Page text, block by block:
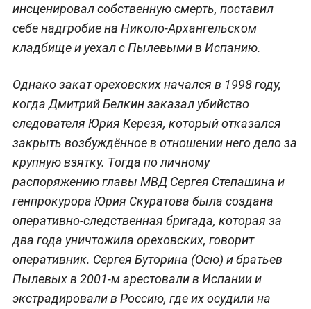
инсценировал собственную смерть, поставил
себе надгробие на Николо-Архангельском
кладбище и уехал с Пылевыми в Испанию.
Однако закат ореховских начался в 1998 году,
когда Дмитрий Белкин заказал убийство
следователя Юрия Керезя, который отказался
закрыть возбуждённое в отношении него дело за
крупную взятку. Тогда по личному
распоряжению главы МВД Сергея Степашина и
генпрокурора Юрия Скуратова была создана
оперативно-следственная бригада, которая за
два года уничтожила ореховских, говорит
оперативник. Сергея Буторина (Осю) и братьев
Пылевых в 2001-м арестовали в Испании и
экстрадировали в Россию, где их осудили на